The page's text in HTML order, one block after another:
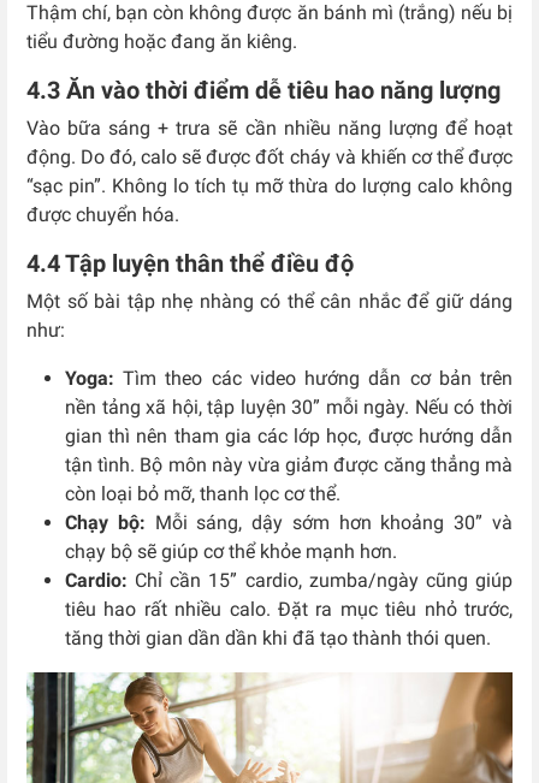
Thậm chí, bạn còn không được ăn bánh mì (trắng) nếu bị
tiểu đường hoặc đang ăn kiêng.
4.3 Ăn vào thời điểm dễ tiêu hao năng lượng
Vào bữa sáng + trưa sẽ cần nhiều năng lượng để hoạt
động. Do đó, calo sẽ được đốt cháy và khiến cơ thể được
“sạc pin”. Không lo tích tụ mỡ thừa do lượng calo không
được chuyển hóa.
4.4 Tập luyện thân thể điều độ
Một số bài tập nhẹ nhàng có thể cân nhắc để giữ dáng
như:
Yoga: Tìm theo các video hướng dẫn cơ bản trên
nền tảng xã hội, tập luyện 30” mỗi ngày. Nếu có thời
gian thì nên tham gia các lớp học, được hướng dẫn
tận tình. Bộ môn này vừa giảm được căng thẳng mà
còn loại bỏ mỡ, thanh lọc cơ thể.
Chạy bộ: Mỗi sáng, dậy sớm hơn khoảng 30” và
chạy bộ sẽ giúp cơ thể khỏe mạnh hơn.
Cardio: Chỉ cần 15” cardio, zumba/ngày cũng giúp
tiêu hao rất nhiều calo. Đặt ra mục tiêu nhỏ trước,
tăng thời gian dần dần khi đã tạo thành thói quen.